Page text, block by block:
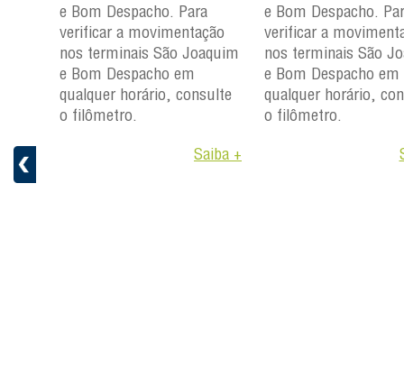
+
e Bom Despacho. Para
verificar a movimentação
nos terminais São Joaquim
e Bom Despacho em
qualquer horário, consulte
o filômetro.
Saiba +
e Bom Despacho.
verificar a
nos terminais São
e Bom Despacho em
qualquer horário,
o filômetro.